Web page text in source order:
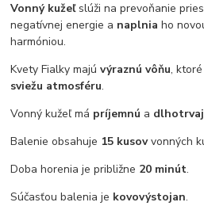
Vonný kužeľ slúži na prevoňanie
negatívnej energie a naplnia ho
harmóniou.
Kvety Fialky majúvýraznú vôňu,
sviežu atmosféru.
Vonný kužeľ má príjemnú a
Balenie obsahuje 15 kusovvonných
Doba horenia je približne 20 minút.
Súčasťou balenia je kovovýstojan.